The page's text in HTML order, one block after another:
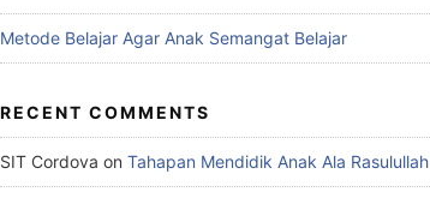
Metode Belajar Agar Anak Semangat Belajar
RECENT COMMENTS
SIT Cordova on Tahapan Mendidik Anak Ala Rasulullah